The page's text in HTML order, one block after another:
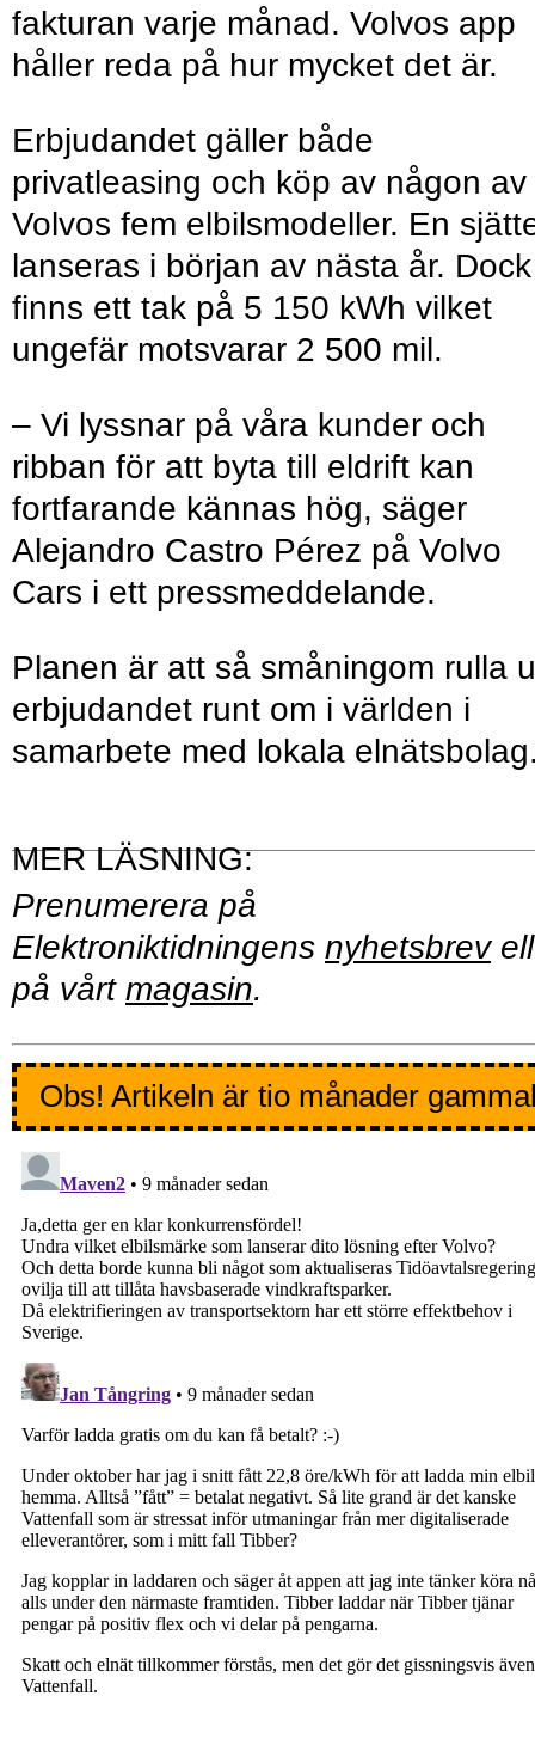
fakturan varje månad. Volvos app
håller reda på hur mycket det är.
Erbjudandet gäller både
privatleasing och köp av någon av
Volvos fem elbilsmodeller. En
lanseras i början av nästa år. Dock
finns ett tak på 5 150 kWh vilket
ungefär motsvarar 2 500 mil.
– Vi lyssnar på våra kunder och
ribban för att byta till eldrift kan
fortfarande kännas hög, säger
Alejandro Castro Pérez på Volvo
Cars i ett pressmeddelande.
Planen är att så småningom rulla
erbjudandet runt om i världen i
samarbete med lokala
Prenumerera på
Elektroniktidningens nyhetsbrev
på vårt magasin.
Obs! Artikeln är tio månader